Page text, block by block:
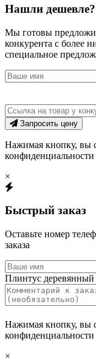
Нашли дешевле?
Мы готовы
конкурента с более
специальное
Запросить цену
Нажимая кнопку, вы
конфиденциальности
×
Быстрый заказ
Оставьте номер
заказа
Плинтус
Нажимая кнопку, вы
конфиденциальности
×